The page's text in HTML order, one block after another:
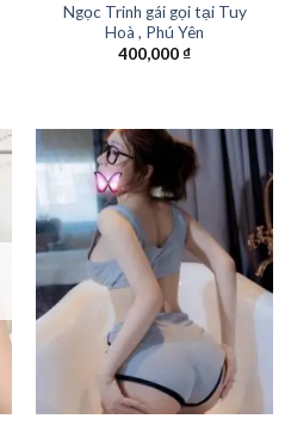
Ngọc Trinh gái gọi tại Tuy
Hoà , Phú Yên
400,000₫